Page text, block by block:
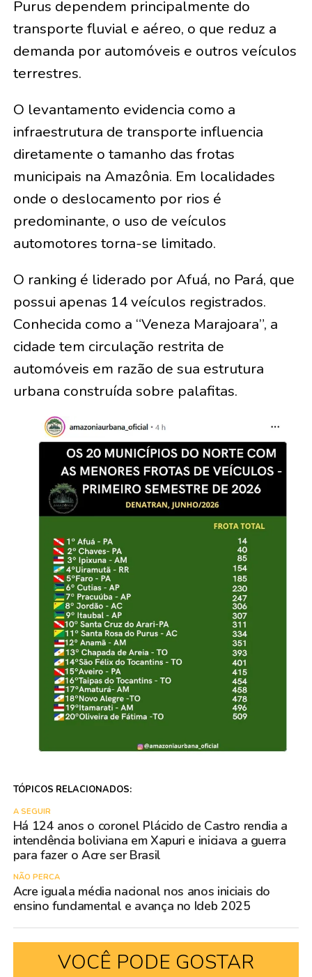
Purus dependem principalmente do
transporte fluvial e aéreo, o que reduz a
demanda por automóveis e outros veículos
terrestres.
O levantamento evidencia como a
infraestrutura de transporte influencia
diretamente o tamanho das frotas
municipais na Amazônia. Em localidades
onde o deslocamento por rios é
predominante, o uso de veículos
automotores torna-se limitado.
O ranking é liderado por Afuá, no Pará, que
possui apenas 14 veículos registrados.
Conhecida como a “Veneza Marajoara”, a
cidade tem circulação restrita de
automóveis em razão de sua estrutura
urbana construída sobre palafitas.
TÓPICOS RELACIONADOS:
A SEGUIR
Há 124 anos o coronel Plácido de Castro rendia a
intendência boliviana em Xapuri e iniciava a guerra
para fazer o Acre ser Brasil
NÃO PERCA
Acre iguala média nacional nos anos iniciais do
ensino fundamental e avança no Ideb 2025
VOCÊ PODE GOSTAR